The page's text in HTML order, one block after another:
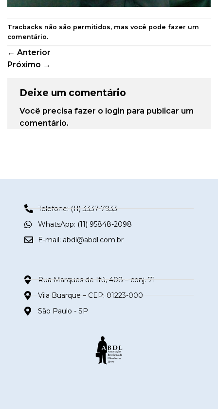
Tracbacks não são permitidos, mas você pode fazer um
comentário.
← Anterior
Próximo →
Deixe um comentário
Você precisa fazer o login para publicar um
comentário.
Telefone: (11) 3337-7933
WhatsApp: (11) 95848-2098
E-mail: abdl@abdl.com.br
Rua Marques de Itú, 408 – conj. 71
Vila Buarque – CEP: 01223-000
São Paulo - SP